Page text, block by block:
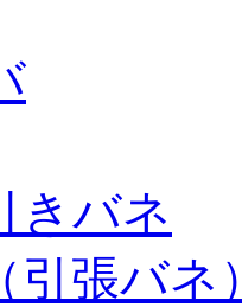
きバネ
（引張バネ）